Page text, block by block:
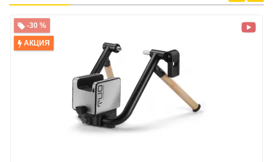
-30 %
АКЦИЯ